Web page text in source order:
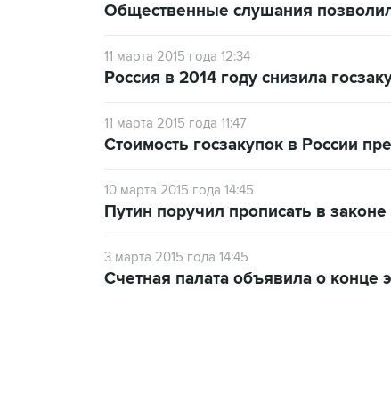
Общественные слушания
11 марта 2015 года 12:34
Россия в 2014 году снизила
11 марта 2015 года 11:47
Стоимость госзакупок в России
10 марта 2015 года 14:45
Путин поручил прописать в
3 марта 2015 года 14:45
Счетная палата объявила о конце